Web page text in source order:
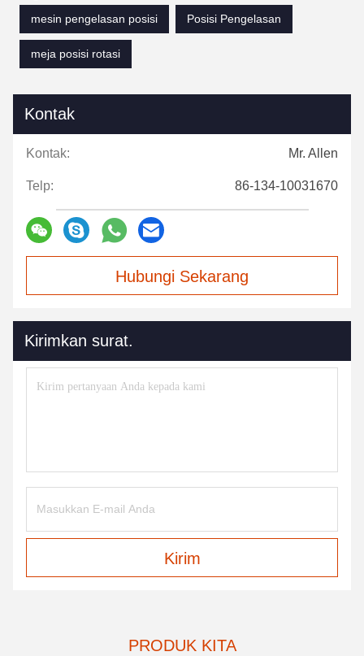
mesin pengelasan posisi
Posisi Pengelasan
meja posisi rotasi
Kontak
Kontak: Mr. Allen
Telp: 86-134-10031670
Hubungi Sekarang
Kirimkan surat.
Kirim
PRODUK KITA